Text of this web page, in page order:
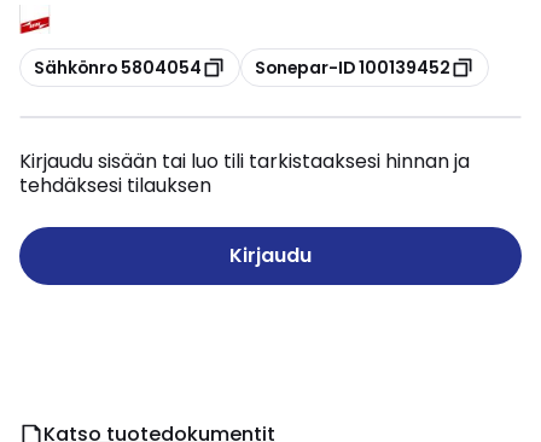
Kopioi
Sähkönro 5804054 Kopioi
Sonepar-ID 100139452
Kirjaudu sisään tai luo tili tarkistaaksesi hinnan ja
tehdäksesi tilauksen
Kirjaudu
Katso tuotedokumentit